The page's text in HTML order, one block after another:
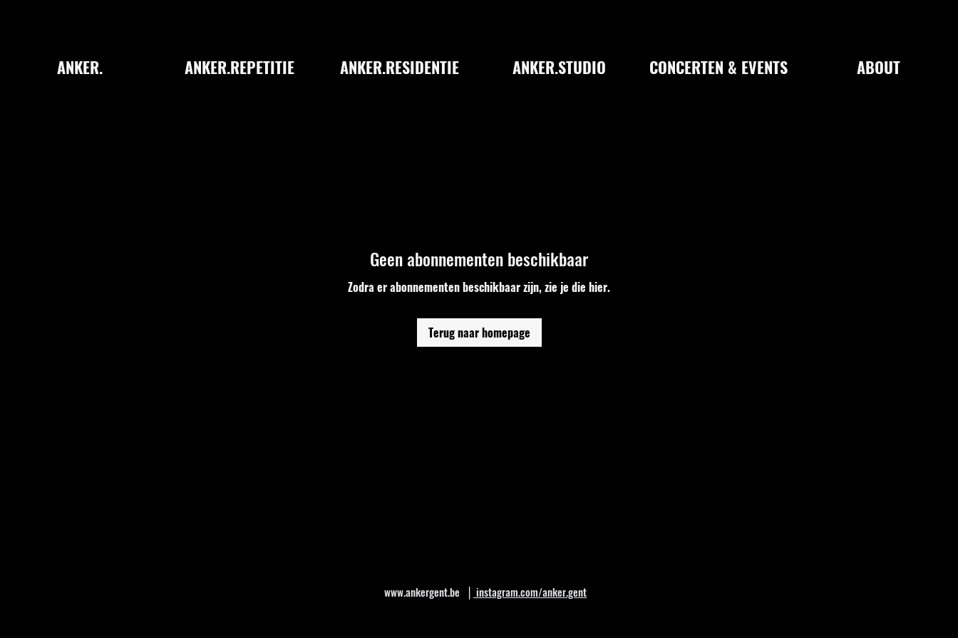
ANKER. ANKER.REPETITIE ANKER.RESIDENTIE ANKER.STUDIO CONCERTEN & EVENTS ABOUT
Geen abonnementen beschikbaar
Zodra er abonnementen beschikbaar zijn, zie je die hier.
Terug naar homepage
www.ankergent.be ⎪ instagram.com/anker.gent